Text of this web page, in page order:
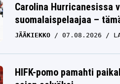
Carolina Hurricanesissa
suomalaispelaajaa –
JÄÄKIEKKO 07.08.2026
HIFK-pomo pamahti